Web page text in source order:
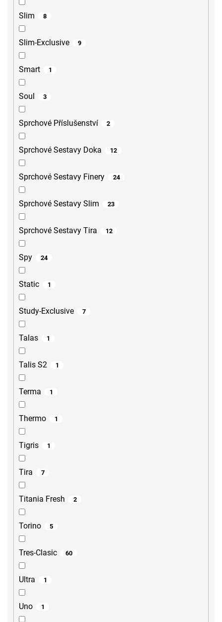
Slim 8
Slim-Exclusive 9
Smart 1
Soul 3
Sprchové Příslušenství 2
Sprchové Sestavy Doka 12
Sprchové Sestavy Finery 24
Sprchové Sestavy Slim 23
Sprchové Sestavy Tira 12
Spy 24
Static 1
Study-Exclusive 7
Talas 1
Talis S2 1
Terma 1
Thermo 1
Tigris 1
Tira 7
Titania Fresh 2
Torino 5
Tres-Clasic 60
Ultra 1
Uno 1